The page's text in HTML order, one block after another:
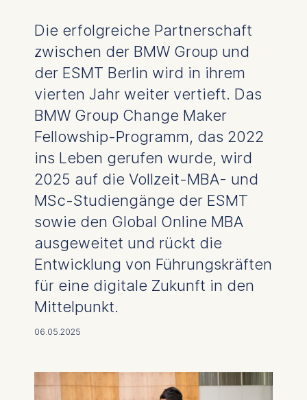
Die erfolgreiche Partnerschaft
zwischen der BMW Group und
der ESMT Berlin wird in ihrem
vierten Jahr weiter vertieft. Das
BMW Group Change Maker
Fellowship-Programm, das 2022
ins Leben gerufen wurde, wird
2025 auf die Vollzeit-MBA- und
MSc-Studiengänge der ESMT
sowie den Global Online MBA
ausgeweitet und rückt die
Entwicklung von Führungskräften
für eine digitale Zukunft in den
Mittelpunkt.
06.05.2025